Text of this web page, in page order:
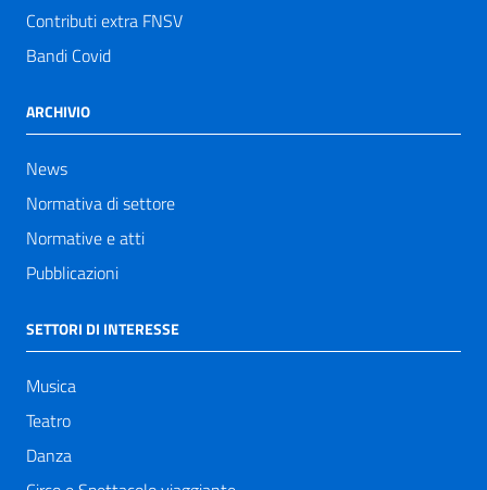
Contributi extra FNSV
Bandi Covid
ARCHIVIO
News
Normativa di settore
Normative e atti
Pubblicazioni
SETTORI DI INTERESSE
Musica
Teatro
Danza